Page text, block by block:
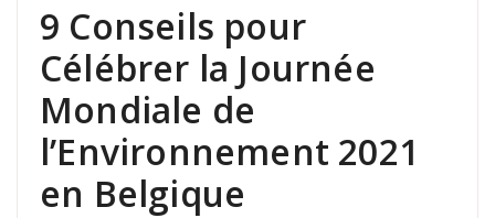
9 Conseils pour
Célébrer la Journée
Mondiale de
l’Environnement 2021
en Belgique